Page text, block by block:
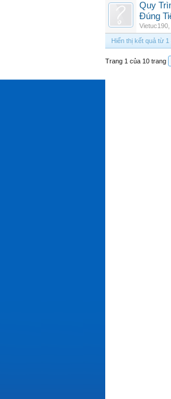
Quy
Đúng
Vietuc190
Hiển thị kết quả từ
Trang 1 của 10 trang